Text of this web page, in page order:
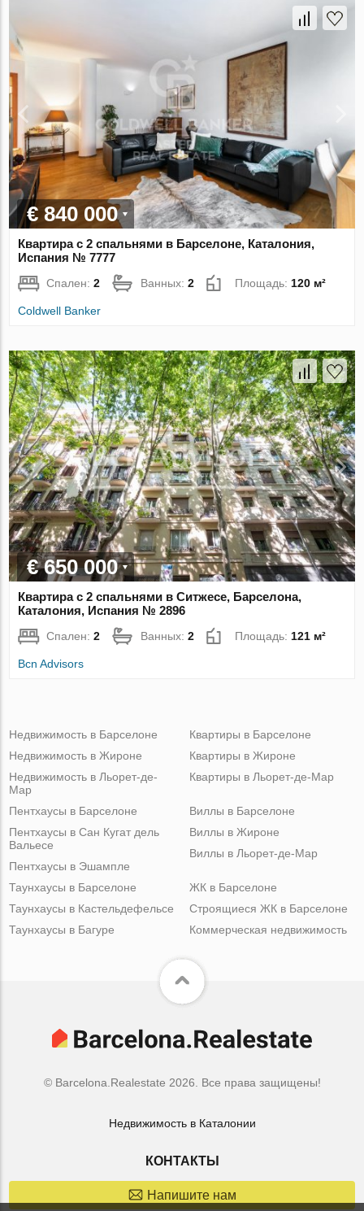
€ 840 000
Квартира с 2 спальнями в Барселоне, Каталония,
Испания № 7777
Спален:2 Ванных:2 Площадь: 120 м²
Coldwell Banker
€ 650 000
Квартира с 2 спальнями в Ситжесе, Барселона,
Каталония, Испания № 2896
Спален:2 Ванных:2 Площадь: 121 м²
Bcn Advisors
Недвижимость в Барселоне
Недвижимость в Жироне
Недвижимость в Льорет-де-
Мар
Квартиры в Барселоне
Квартиры в Жироне
Квартиры в Льорет-де-Мар
Пентхаусы в Барселоне
Пентхаусы в Сан Кугат дель
Вальесе
Пентхаусы в Эшампле
Виллы в Барселоне
Виллы в Жироне
Виллы в Льорет-де-Мар
Таунхаусы в Барселоне
Таунхаусы в Кастельдефельсе
Таунхаусы в Багуре
ЖК в Барселоне
Строящиеся ЖК в Барселоне
Коммерческая недвижимость
© Barcelona.Realestate 2026. Все права защищены!
Недвижимость в Каталонии
КОНТАКТЫ
Напишите нам